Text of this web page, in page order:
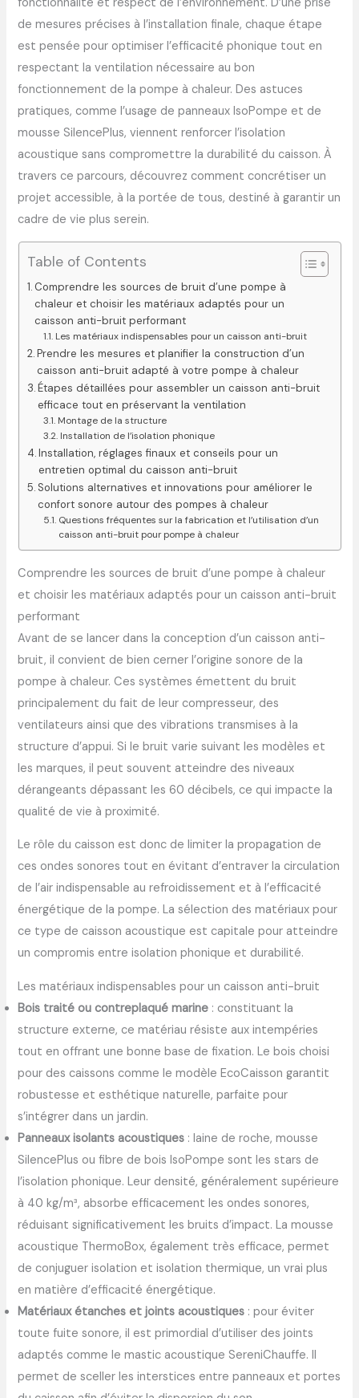
de mesures précises à l’installation finale, chaque étape
est pensée pour optimiser l’efficacité phonique tout en
respectant la ventilation nécessaire au bon
fonctionnement de la pompe à chaleur. Des astuces
pratiques, comme l’usage de panneaux IsoPompe et de
mousse SilencePlus, viennent renforcer l’isolation
acoustique sans compromettre la durabilité du caisson. À
travers ce parcours, découvrez comment concrétiser un
projet accessible, à la portée de tous, destiné à garantir un
cadre de vie plus serein.
Table of Contents
Comprendre les sources de bruit d’une pompe à
chaleur et choisir les matériaux adaptés pour un
caisson anti-bruit performant
Les matériaux indispensables pour un caisson anti-bruit
Prendre les mesures et planifier la construction d’un
caisson anti-bruit adapté à votre pompe à chaleur
Étapes détaillées pour assembler un caisson anti-bruit
efficace tout en préservant la ventilation
Montage de la structure
Installation de l’isolation phonique
Installation, réglages finaux et conseils pour un
entretien optimal du caisson anti-bruit
Solutions alternatives et innovations pour améliorer le
confort sonore autour des pompes à chaleur
Questions fréquentes sur la fabrication et l’utilisation d’un
caisson anti-bruit pour pompe à chaleur
Comprendre les sources de bruit d’une pompe à chaleur
et choisir les matériaux adaptés pour un caisson anti-bruit
performant
Avant de se lancer dans la conception d’un caisson anti-
bruit, il convient de bien cerner l’origine sonore de la
pompe à chaleur. Ces systèmes émettent du bruit
principalement du fait de leur compresseur, des
ventilateurs ainsi que des vibrations transmises à la
structure d’appui. Si le bruit varie suivant les modèles et
les marques, il peut souvent atteindre des niveaux
dérangeants dépassant les 60 décibels, ce qui impacte la
qualité de vie à proximité.
Le rôle du caisson est donc de limiter la propagation de
ces ondes sonores tout en évitant d’entraver la circulation
de l’air indispensable au refroidissement et à l’efficacité
énergétique de la pompe. La sélection des matériaux pour
ce type de caisson acoustique est capitale pour atteindre
un compromis entre isolation phonique et durabilité.
Les matériaux indispensables pour un caisson anti-bruit
Bois traité ou contreplaqué marine : constituant la
structure externe, ce matériau résiste aux intempéries
tout en offrant une bonne base de fixation. Le bois choisi
pour des caissons comme le modèle EcoCaisson garantit
robustesse et esthétique naturelle, parfaite pour
s’intégrer dans un jardin.
Panneaux isolants acoustiques : laine de roche, mousse
SilencePlus ou fibre de bois IsoPompe sont les stars de
l’isolation phonique. Leur densité, généralement supérieure
à 40 kg/m³, absorbe efficacement les ondes sonores,
réduisant significativement les bruits d’impact. La mousse
acoustique ThermoBox, également très efficace, permet
de conjuguer isolation et isolation thermique, un vrai plus
en matière d’efficacité énergétique.
Matériaux étanches et joints acoustiques : pour éviter
toute fuite sonore, il est primordial d’utiliser des joints
adaptés comme le mastic acoustique SereniChauffe. Il
permet de sceller les interstices entre panneaux et portes